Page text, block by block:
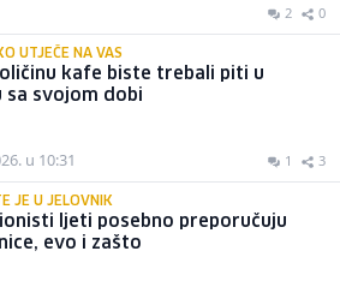
2 0
UTJEČE NA VAS
kafe biste trebali piti u
sa svojom dobi
u 10:31 1 3
JE U JELOVNIK
ljeti posebno preporučuju
evo i zašto